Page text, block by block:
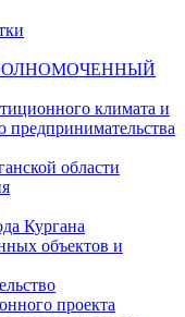
климата и
предпринимательства
области
Кургана
объектов и
проекта